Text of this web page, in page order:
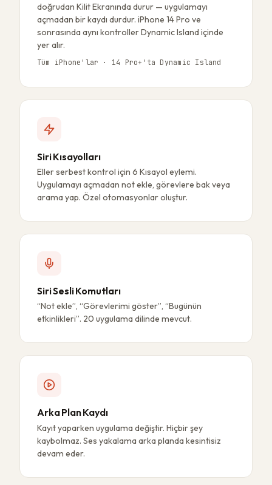
doğrudan Kilit Ekranında durur — uygulamayı
açmadan bir kaydı durdur. iPhone 14 Pro ve
sonrasında aynı kontroller Dynamic Island içinde
yer alır.
Tüm iPhone'lar · 14 Pro+'ta Dynamic Island
Siri Kısayolları
Eller serbest kontrol için 6 Kısayol eylemi.
Uygulamayı açmadan not ekle, görevlere bak veya
arama yap. Özel otomasyonlar oluştur.
Siri Sesli Komutları
“Not ekle”, “Görevlerimi göster”, “Bugünün
etkinlikleri”. 20 uygulama dilinde mevcut.
Arka Plan Kaydı
Kayıt yaparken uygulama değiştir. Hiçbir şey
kaybolmaz. Ses yakalama arka planda kesintisiz
devam eder.